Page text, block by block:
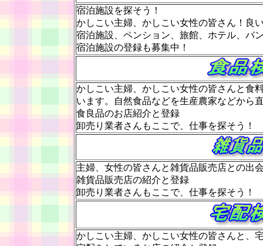
宿泊施設を探そう！
かしこい主婦、かしこい女性の皆さん！良
宿泊施設、ペンション、旅館、ホテル、バ
宿泊施設の登録も募集中！
かしこい主婦、かしこい女性の皆さんと食
います。自然食品などを生産農家などから
食良品のお店紹介と登録
卸売り業者さんもここで、仕事を探そう！
主婦、女性の皆さんと雑貨品販売店との出
雑貨品販売店の紹介と登録
卸売り業者さんもここで、仕事を探そう！
かしこい主婦、かしこい女性の皆さんと、